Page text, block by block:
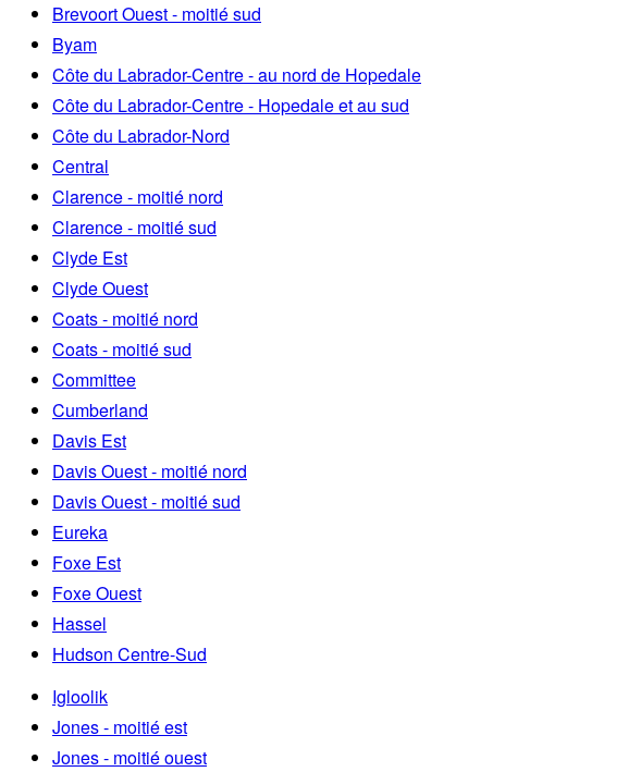
Brevoort Ouest - moitié sud
Byam
Côte du Labrador-Centre - au nord de Hopedale
Côte du Labrador-Centre - Hopedale et au sud
Côte du Labrador-Nord
Central
Clarence - moitié nord
Clarence - moitié sud
Clyde Est
Clyde Ouest
Coats - moitié nord
Coats - moitié sud
Committee
Cumberland
Davis Est
Davis Ouest - moitié nord
Davis Ouest - moitié sud
Eureka
Foxe Est
Foxe Ouest
Hassel
Hudson Centre-Sud
Igloolik
Jones - moitié est
Jones - moitié ouest